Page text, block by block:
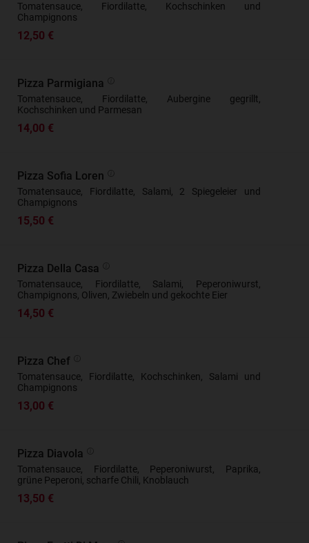
Tomatensauce, Fiordilatte, Kochschinken und
Champignons
12,50 €
Pizza Parmigiana
Tomatensauce, Fiordilatte, Aubergine gegrillt,
Kochschinken und Parmesan
14,00 €
Pizza Sofia Loren
Tomatensauce, Fiordilatte, Salami, 2 Spiegeleier und
Champignons
15,50 €
Pizza Della Casa
Tomatensauce, Fiordilatte, Salami, Peperoniwurst,
Champignons, Oliven, Zwiebeln und gekochte Eier
14,50 €
Pizza Chef
Tomatensauce, Fiordilatte, Kochschinken, Salami und
Champignons
13,00 €
Pizza Diavola
Tomatensauce, Fiordilatte, Peperoniwurst, Paprika,
grüne Peperoni, scharfe Chili, Knoblauch
13,50 €